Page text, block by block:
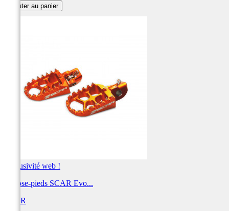
Ajouter au panier
Exclusivité web !
Repose-pieds SCAR Evo...
SCAR